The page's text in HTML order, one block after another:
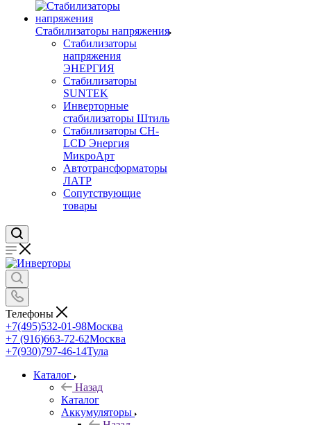
Стабилизаторы напряжения
Стабилизаторы
напряжения
ЭНЕРГИЯ
Стабилизаторы
SUNTEK
Инверторные
стабилизаторы Штиль
Стабилизаторы СН-
LCD Энepгия
МикроАрт
Автотрансформаторы
ЛАТР
Сопутствующие
товары
Телефоны
+7(495)532-01-98Москва
+7 (916)663-72-62Москва
+7(930)797-46-14Тула
Каталог
Назад
Каталог
Аккумуляторы